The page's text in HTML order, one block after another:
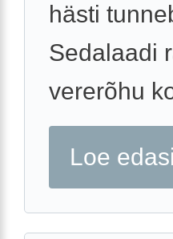
hästi
Sedalaadi
vererõhu
Loe edasi